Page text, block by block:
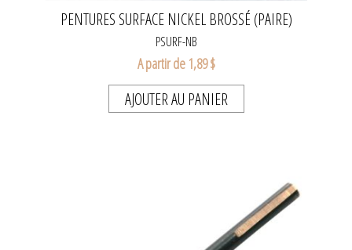
PENTURES SURFACE NICKEL BROSSÉ (PAIRE)
PSURF-NB
A partir de 1,89 $
AJOUTER AU PANIER